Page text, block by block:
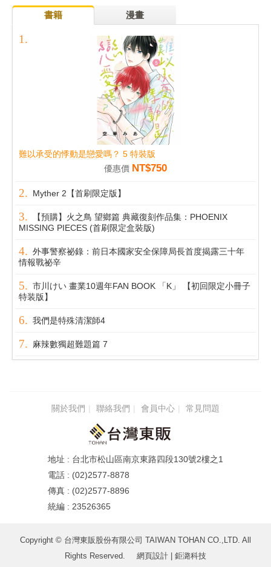
書籍 漫畫
難以承受的悸動是戀愛嗎？ 5 特裝版
優惠價 NT$750
Myther 2【首刷限定版】
【預購】火之鳥 望鄉篇 典藏復刻作品集：PHOENIX
MISSING PIECES (首刷限定盒裝版)
外事警察祕錄：前日本國家安全保障局長首度揭露三十年
情報戰祕辛
市川けい 畫業10週年FAN BOOK 「K」 【初回限定小冊子
特装版】
我們是特殊清潔師4
麻辣數獨超難題篇 7
關於我們 聯絡我們 會員中心 常見問題
台北市松山區南京東路四段130號2樓之1
(02)2577-8878
(02)2577-8896
23526365
Copyright © 台灣東販股份有限公司 TAIWAN TOHAN CO.,LTD. All
Rights Reserved.
網頁設計 | 鉅潞科技